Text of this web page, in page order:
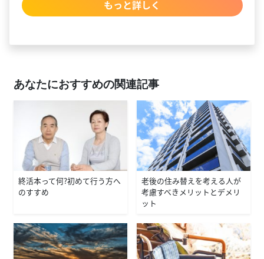
もっと詳しく
あなたにおすすめの関連記事
終活本って何？初めて行う方へ
のすすめ
老後の住み替えを考える人が
考慮すべきメリットとデメリ
ット